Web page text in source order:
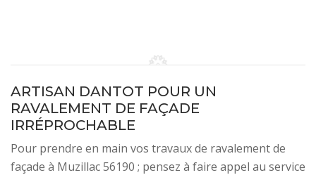
ARTISAN DANTOT POUR UN
RAVALEMENT DE FAÇADE
IRRÉPROCHABLE
Pour prendre en main vos travaux de ravalement de
façade à Muzillac 56190 ; pensez à faire appel au service